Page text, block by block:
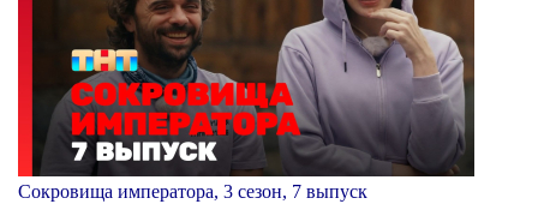
Сокровища императора, 3 сезон, 7 выпуск